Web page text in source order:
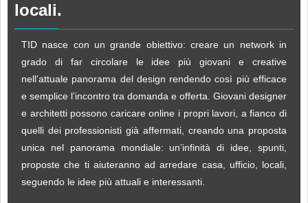
locali.
TID nasce con un grande obiettivo: creare un network in
grado di far circolare le idee più giovani e creative
nell’attuale panorama del design rendendo così più efficace
e semplice l’incontro tra domanda e offerta. Giovani designer
e architetti possono caricare online i propri lavori, a fianco di
quelli dei professionisti già affermati, creando una proposta
unica nel panorama mondiale: un’infinità di idee, spunti,
proposte che ti aiuteranno ad arredare casa, ufficio, locali,
seguendo le idee più attuali e interessanti.